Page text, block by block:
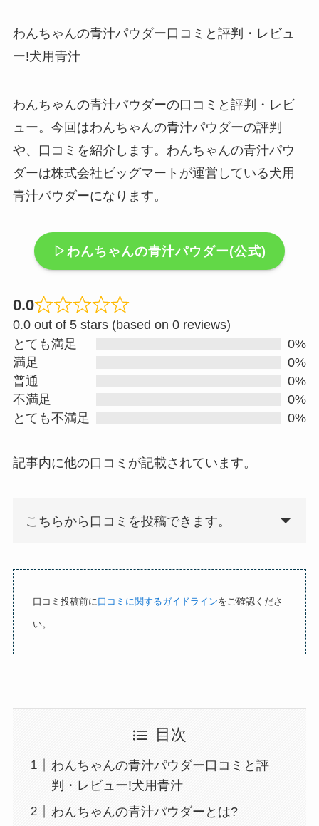
わんちゃんの青汁パウダー口コミと評判・レビュ
ー!犬用青汁
わんちゃんの青汁パウダーの口コミと評判・レビ
ュー。今回はわんちゃんの青汁パウダーの評判
や、口コミを紹介します。わんちゃんの青汁パウ
ダーは株式会社ビッグマートが運営している犬用
青汁パウダーになります。
▷わんちゃんの青汁パウダー(公式)
0.0
R
0
t
5
0.0 out of 5 stars (based on 0 reviews)
とても満足
0%
満足
0%
普通
0%
不満足
0%
とても不満足
0%
記事内に他の口コミが記載されています。
こちらから口コミを投稿できます。
感想を教えてください
レビューを投稿
口コミ投稿前に口コミに関するガイドラインをご確認くださ
い。
目次
わんちゃんの青汁パウダー口コミと評
判・レビュー!犬用青汁
わんちゃんの青汁パウダーとは?